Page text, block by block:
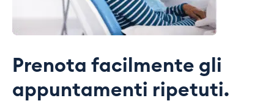
Prenota facilmente gli
appuntamenti ripetuti.